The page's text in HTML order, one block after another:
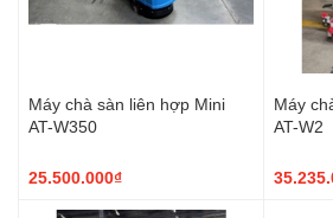
Máy chà sàn liên hợp Mini
AT-W350
25.500.000₫
Máy
AT-W2